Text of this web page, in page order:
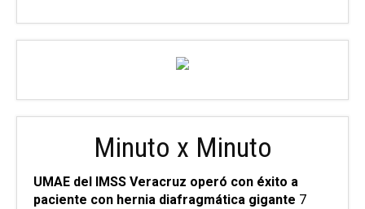
Minuto x Minuto
UMAE del IMSS Veracruz operó con éxito a
paciente con hernia diafragmática gigante 7